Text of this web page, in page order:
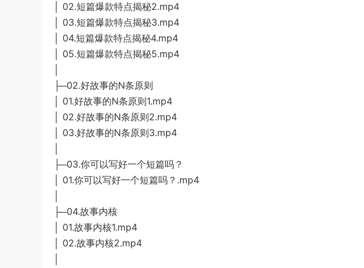
│ 02.短篇爆款特点揭秘2.mp4
│ 03.短篇爆款特点揭秘3.mp4
│ 04.短篇爆款特点揭秘4.mp4
│ 05.短篇爆款特点揭秘5.mp4
├─02.好故事的N条原则
│ 01.好故事的N条原则1.mp4
│ 02.好故事的N条原则2.mp4
│ 03.好故事的N条原则3.mp4
├─03.你可以写好一个短篇吗？
│ 01.你可以写好一个短篇吗？.mp4
├─04.故事内核
│ 01.故事内核1.mp4
│ 02.故事内核2.mp4